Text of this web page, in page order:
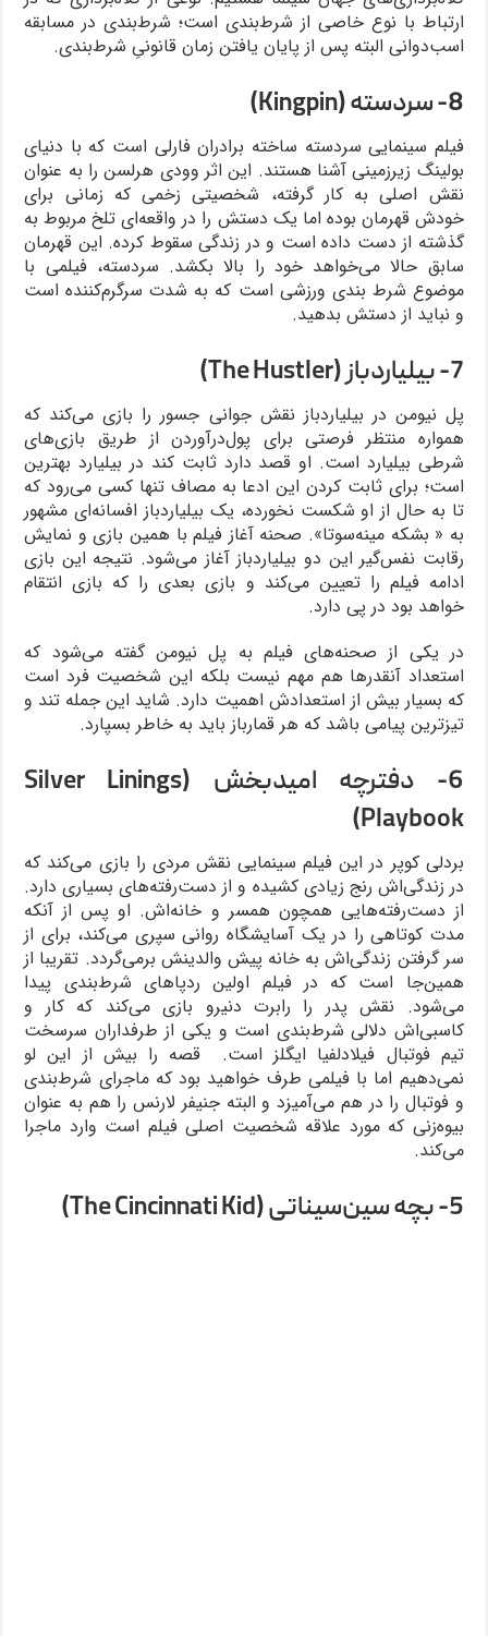
ارتباط با نوع خاصی از شرط‌بندی است؛ شرط‌بندی در مسابقه
اسب‌دوانی البته پس از پایان یافتن زمان قانونیِ شرط‌بندی.
8- سردسته (Kingpin)
فیلم سینمایی سردسته ساخته برادران فارلی است که با دنیای
بولینگ زیرزمینی آشنا هستند. این اثر وودی هرلسن را به عنوان
نقش اصلی به کار گرفته، شخصیتی زخمی که زمانی برای
خودش قهرمان بوده اما یک دستش را در واقعه‌ای تلخ مربوط به
گذشته از دست داده است و در زندگی سقوط کرده. این قهرمان
سابق حالا می‌خواهد خود را بالا بکشد. سردسته، فیلمی با
موضوع شرط بندی ورزشی است که به شدت سرگرم‌کننده است
و نباید از دستش بدهید.
7- بیلیاردباز (The Hustler)
پل نیومن در بیلیاردباز نقش جوانی جسور را بازی می‌کند که
همواره منتظر فرصتی برای پول‌درآوردن از طریق بازی‌های
شرطی بیلیارد است. او قصد دارد ثابت کند در بیلیارد بهترین
است؛ برای ثابت کردن این ادعا به مصاف تنها کسی می‌رود که
تا به حال از او شکست نخورده، یک بیلیاردباز افسانه‌ای مشهور
به « بشکه مینه‌سوتا». صحنه آغاز فیلم با همین بازی و نمایش
رقابت نفس‌گیر این دو بیلیاردباز آغاز می‌شود. نتیجه این بازی
ادامه فیلم را تعیین می‌کند و بازی بعدی را که بازی انتقام
خواهد بود در پی دارد.
در یکی از صحنه‌های فیلم به پل نیومن گفته می‌شود که
استعداد آنقدرها هم مهم نیست بلکه این شخصیت فرد است
که بسیار بیش از استعدادش اهمیت دارد. شاید این جمله تند و
تیزترین پیامی باشد که هر قمارباز باید به خاطر بسپارد.
6- دفترچه امیدبخش (Silver Linings
Playbook)
بردلی کوپر در این فیلم سینمایی نقش مردی را بازی می‌کند که
در زندگی‌اش رنج زیادی کشیده و از دست‌رفته‌های بسیاری دارد.
از دست‌رفته‌هایی همچون همسر و خانه‌اش. او پس از آنکه
مدت کوتاهی را در یک آسایشگاه روانی سپری می‌کند، برای از
سر گرفتن زندگی‌اش به خانه پیش والدینش برمی‌گردد. تقریبا از
همین‌جا است که در فیلم اولین ردپاهای شرط‌بندی پیدا
می‌شود. نقش پدر را رابرت دنیرو بازی می‌کند که کار و
کاسبی‌اش دلالی شرط‌بندی است و یکی از طرفداران سرسخت
تیم فوتبال فیلادلفیا ایگلز است. قصه را بیش از این لو
نمی‌دهیم اما با فیلمی طرف خواهید بود که ماجرای شرط‌بندی
و فوتبال را در هم می‌آمیزد و البته جنیفر لارنس را هم به عنوان
بیوه‌‎زنی که مورد علاقه شخصیت اصلی فیلم است وارد ماجرا
می‌کند.
5- بچه سین‌سیناتی (The Cincinnati Kid)